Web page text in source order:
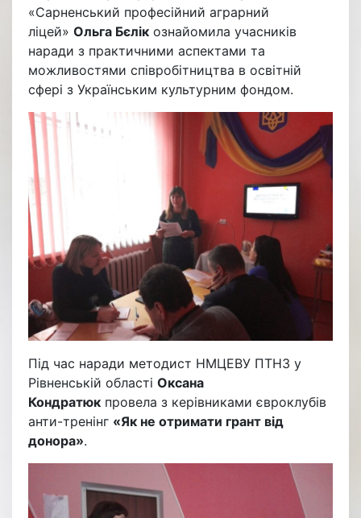
«Сарненський професійний аграрний
ліцей» Ольга Бєлік ознайомила учасників
наради з практичними аспектами та
можливостями співробітництва в освітній
сфері з Українським культурним фондом.
Під час наради методист НМЦЕВУ ПТНЗ у
Рівненській області Оксана
Кондратюк провела з керівниками євроклубів
анти-тренінг «Як не отримати грант від
донора».